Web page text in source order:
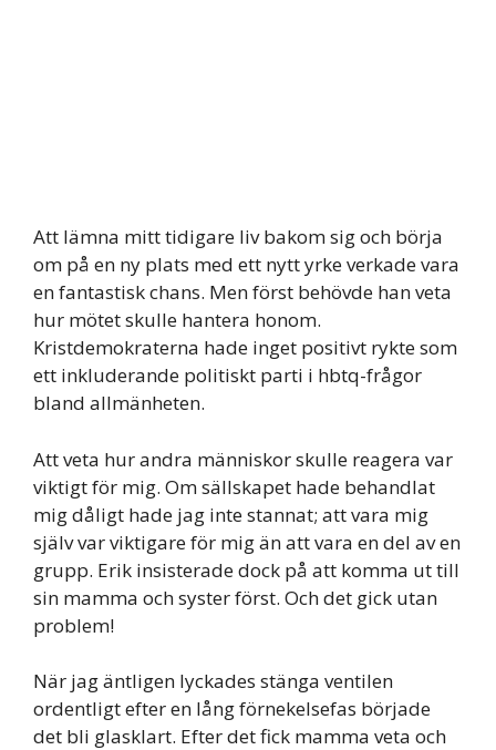
Att lämna mitt tidigare liv bakom sig och börja
om på en ny plats med ett nytt yrke verkade vara
en fantastisk chans. Men först behövde han veta
hur mötet skulle hantera honom.
Kristdemokraterna hade inget positivt rykte som
ett inkluderande politiskt parti i hbtq-frågor
bland allmänheten.
Att veta hur andra människor skulle reagera var
viktigt för mig. Om sällskapet hade behandlat
mig dåligt hade jag inte stannat; att vara mig
själv var viktigare för mig än att vara en del av en
grupp. Erik insisterade dock på att komma ut till
sin mamma och syster först. Och det gick utan
problem!
När jag äntligen lyckades stänga ventilen
ordentligt efter en lång förnekelsefas började
det bli glasklart. Efter det fick mamma veta och